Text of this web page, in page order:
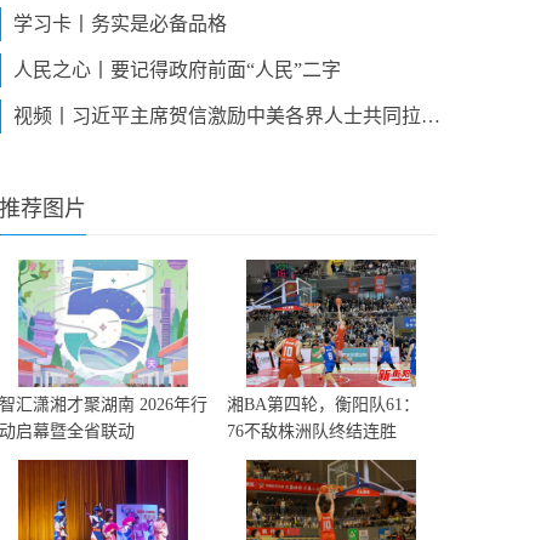
学习卡丨务实是必备品格
人民之心丨要记得政府前面“人民”二字
视频丨习近平主席贺信激励中美各界人士共同拉紧友谊纽带
推荐图片
智汇潇湘才聚湖南 2026年行
动启幕暨全省联动
湘BA第四轮，衡阳队61：
76不敌株洲队终结连胜